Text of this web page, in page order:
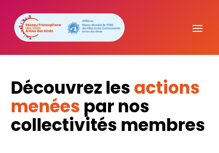
Découvrez les actions
menées par nos
collectivités membres